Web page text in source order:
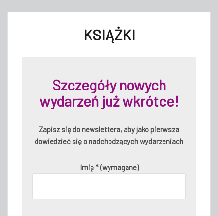
KSIĄŻKI
Szczegóły nowych
wydarzeń już wkrótce!
Zapisz się do newslettera, aby jako pierwsza
dowiedzieć się o nadchodzących wydarzeniach
Imię * (wymagane)